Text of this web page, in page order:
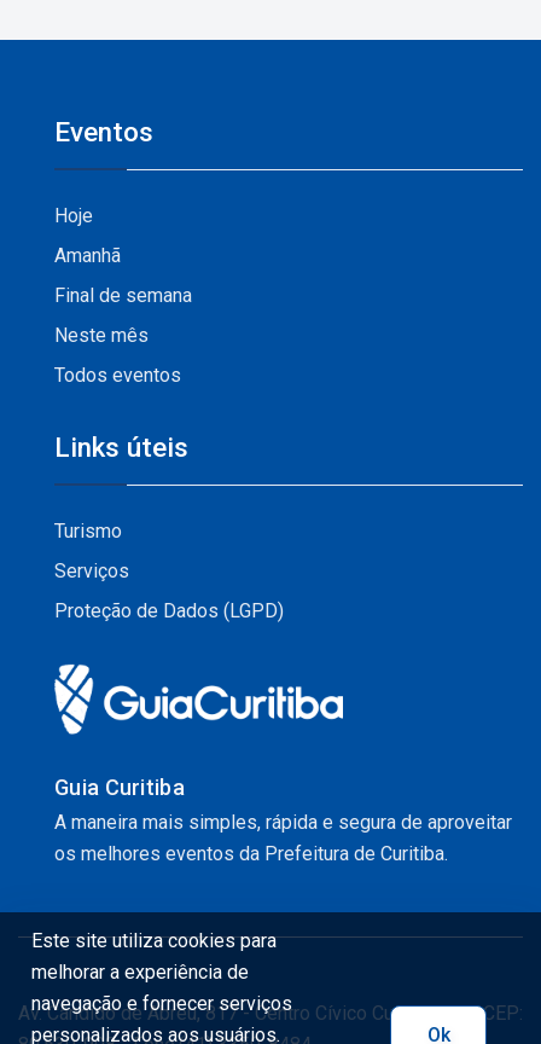
Este site utiliza cookies para
melhorar a experiência de
navegação e fornecer serviços
personalizados aos usuários.
Ok
Eventos
Hoje
Amanhã
Final de semana
Neste mês
Todos eventos
Links úteis
Turismo
Serviços
Proteção de Dados (LGPD)
Guia Curitiba
A maneira mais simples, rápida e segura de aproveitar
os melhores eventos da Prefeitura de Curitiba.
Av. Cândido de Abreu, 817 - Centro Cívico Curitiba - PR CEP: